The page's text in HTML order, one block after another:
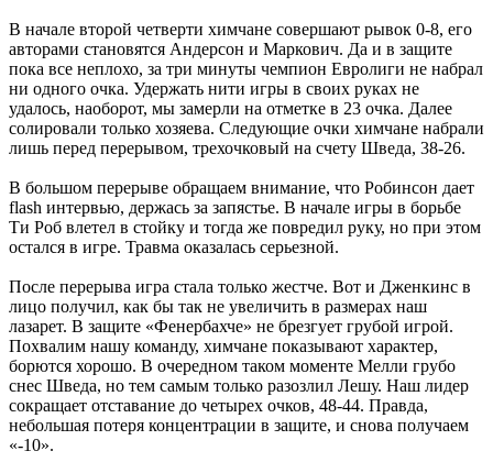
В начале второй четверти химчане совершают рывок 0-8, его
авторами становятся Андерсон и Маркович. Да и в защите
пока все неплохо, за три минуты чемпион Евролиги не набрал
ни одного очка. Удержать нити игры в своих руках не
удалось, наоборот, мы замерли на отметке в 23 очка. Далее
солировали только хозяева. Следующие очки химчане набрали
лишь перед перерывом, трехочковый на счету Шведа, 38-26.
В большом перерыве обращаем внимание, что Робинсон дает
flash интервью, держась за запястье. В начале игры в борьбе
Ти Роб влетел в стойку и тогда же повредил руку, но при этом
остался в игре. Травма оказалась серьезной.
После перерыва игра стала только жестче. Вот и Дженкинс в
лицо получил, как бы так не увеличить в размерах наш
лазарет. В защите «Фенербахче» не брезгует грубой игрой.
Похвалим нашу команду, химчане показывают характер,
борются хорошо. В очередном таком моменте Мелли грубо
снес Шведа, но тем самым только разозлил Лешу. Наш лидер
сокращает отставание до четырех очков, 48-44. Правда,
небольшая потеря концентрации в защите, и снова получаем
«-10».